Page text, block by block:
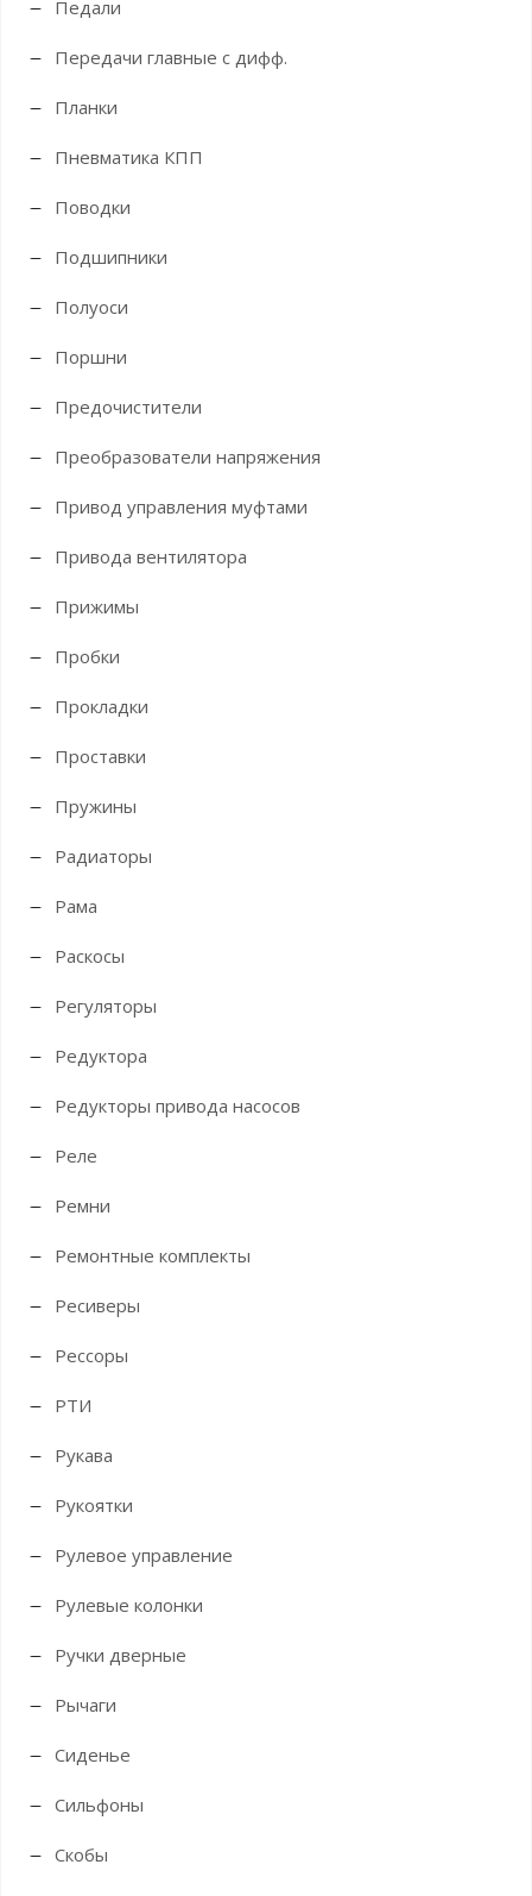
Педали
Передачи главные с дифф.
Планки
Пневматика КПП
Поводки
Подшипники
Полуоси
Поршни
Предочистители
Преобразователи напряжения
Привод управления муфтами
Привода вентилятора
Прижимы
Пробки
Прокладки
Проставки
Пружины
Радиаторы
Рама
Раскосы
Регуляторы
Редуктора
Редукторы привода насосов
Реле
Ремни
Ремонтные комплекты
Ресиверы
Рессоры
РТИ
Рукава
Рукоятки
Рулевое управление
Рулевые колонки
Ручки дверные
Рычаги
Сиденье
Сильфоны
Скобы